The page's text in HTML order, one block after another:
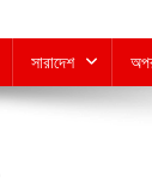
সারাদেশ